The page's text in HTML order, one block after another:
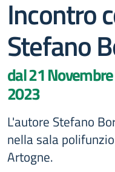
Incontro
Stefano
dal 21
2023
L'autore Stefano
nella sala
Artogne.